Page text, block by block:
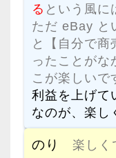
る という風に
ただ eBay と
と【自分で商
ったことがな
こが楽しいで
利益を上げて
なのが、楽し
のり 楽しく